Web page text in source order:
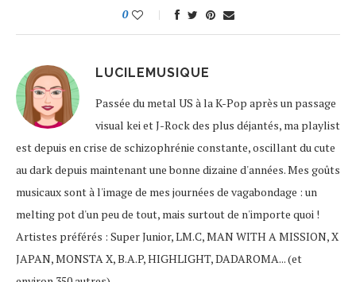
0
LUCILEMUSIQUE
Passée du metal US à la K-Pop après un passage
visual kei et J-Rock des plus déjantés, ma playlist
est depuis en crise de schizophrénie constante, oscillant du cute
au dark depuis maintenant une bonne dizaine d'années. Mes goûts
musicaux sont à l'image de mes journées de vagabondage : un
melting pot d'un peu de tout, mais surtout de n'importe quoi !
Artistes préférés : Super Junior, LM.C, MAN WITH A MISSION, X
JAPAN, MONSTA X, B.A.P, HIGHLIGHT, DADAROMA... (et